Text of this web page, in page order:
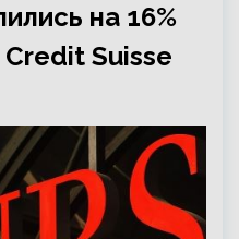
на 16%
Suisse